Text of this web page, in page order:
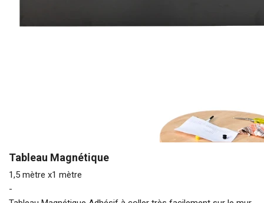
Tableau Magnétique
1,5 mètre x1 mètre
-